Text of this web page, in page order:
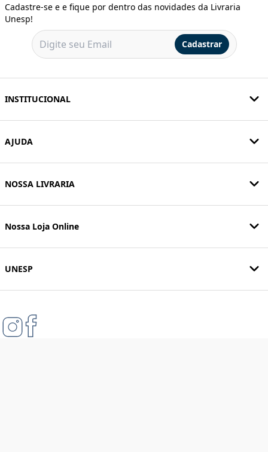
Cadastre-se e e fique por dentro das novidades da Livraria
Unesp!
Cadastrar
INSTITUCIONAL
AJUDA
NOSSA LIVRARIA
Nossa Loja Online
UNESP